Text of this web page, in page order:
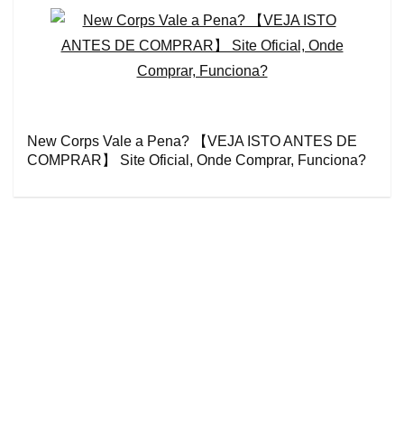
New Corps Vale a Pena? 【VEJA ISTO ANTES DE
COMPRAR】 Site Oficial, Onde Comprar, Funciona?